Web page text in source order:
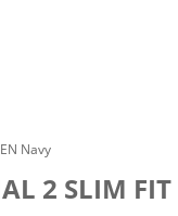
Navy
2 SLIM FIT